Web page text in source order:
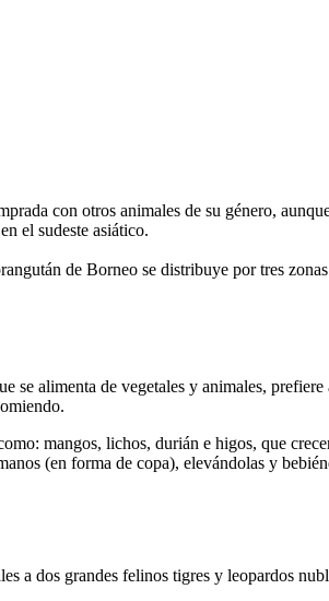
con otros animales de su género,
el sudeste asiático.
de Borneo se distribuye por tres
se alimenta de vegetales y animales,
mangos, lichos, durián e higos, que
(en forma de copa), elevándolas y
a dos grandes felinos tigres y leopardos